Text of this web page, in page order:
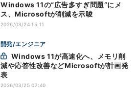
Windows 11の“広告多すぎ問題”にメ
ス、Microsoftが削減を示唆
2026/03/24 15:11
開発/エンジニア
減や応答性改善などMicrosoftが計画発
表
2026/03/25 07:40